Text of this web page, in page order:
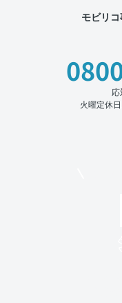
モビリ
火曜定休